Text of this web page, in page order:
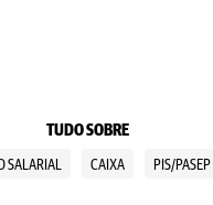
TUDO SOBRE
SALARIAL CAIXA PIS/PASEP